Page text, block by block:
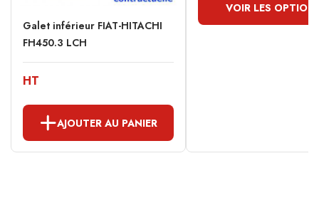
Galet inférieur FIAT-HITACHI
FH450.3 LCH
HT
AJOUTER AU PANIER
VOIR LES